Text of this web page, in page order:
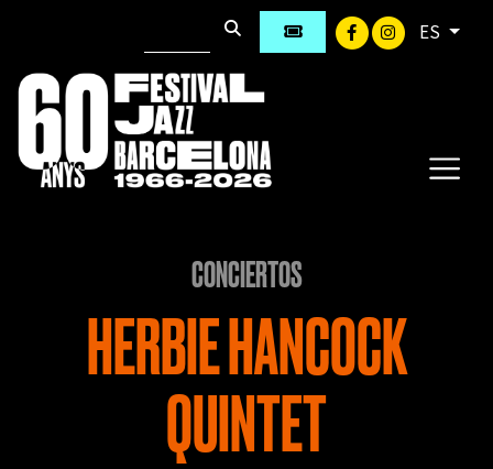
ES
CONCIERTOS
HERBIE HANCOCK
QUINTET